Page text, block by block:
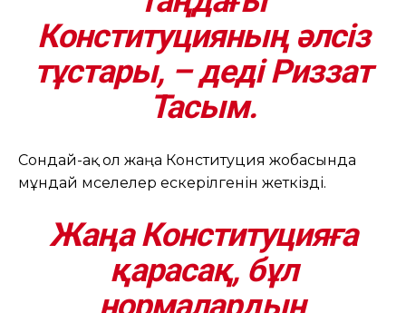
Конституцияның әлсіз
тұстары, – деді Риззат
Тасым.
Сондай-ақ ол жаңа Конституция жобасында
мұндай мәселелер ескерілгенін жеткізді.
Жаңа Конституцияға
қарасақ, бұл